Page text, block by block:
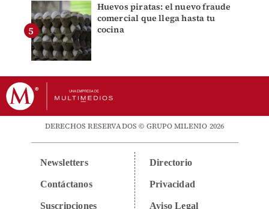
Huevos piratas: el nuevo fraude
comercial que llega hasta tu
cocina
DERECHOS RESERVADOS © GRUPO MILENIO 2026
Newsletters
Contáctanos
Suscripciones
Directorio
Privacidad
Aviso Legal